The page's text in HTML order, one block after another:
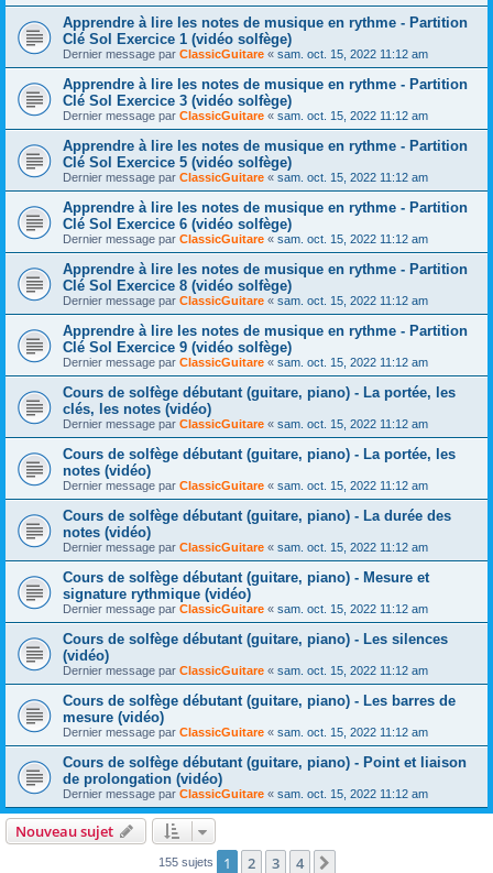
Apprendre à lire les notes de musique en rythme - Partition
Clé Sol Exercice 1 (vidéo solfège)
Dernier message par ClassicGuitare « sam. oct. 15, 2022 11:12 am
Apprendre à lire les notes de musique en rythme - Partition
Clé Sol Exercice 3 (vidéo solfège)
Dernier message par ClassicGuitare « sam. oct. 15, 2022 11:12 am
Apprendre à lire les notes de musique en rythme - Partition
Clé Sol Exercice 5 (vidéo solfège)
Dernier message par ClassicGuitare « sam. oct. 15, 2022 11:12 am
Apprendre à lire les notes de musique en rythme - Partition
Clé Sol Exercice 6 (vidéo solfège)
Dernier message par ClassicGuitare « sam. oct. 15, 2022 11:12 am
Apprendre à lire les notes de musique en rythme - Partition
Clé Sol Exercice 8 (vidéo solfège)
Dernier message par ClassicGuitare « sam. oct. 15, 2022 11:12 am
Apprendre à lire les notes de musique en rythme - Partition
Clé Sol Exercice 9 (vidéo solfège)
Dernier message par ClassicGuitare « sam. oct. 15, 2022 11:12 am
Cours de solfège débutant (guitare, piano) - La portée, les
clés, les notes (vidéo)
Dernier message par ClassicGuitare « sam. oct. 15, 2022 11:12 am
Cours de solfège débutant (guitare, piano) - La portée, les
notes (vidéo)
Dernier message par ClassicGuitare « sam. oct. 15, 2022 11:12 am
Cours de solfège débutant (guitare, piano) - La durée des
notes (vidéo)
Dernier message par ClassicGuitare « sam. oct. 15, 2022 11:12 am
Cours de solfège débutant (guitare, piano) - Mesure et
signature rythmique (vidéo)
Dernier message par ClassicGuitare « sam. oct. 15, 2022 11:12 am
Cours de solfège débutant (guitare, piano) - Les silences
(vidéo)
Dernier message par ClassicGuitare « sam. oct. 15, 2022 11:12 am
Cours de solfège débutant (guitare, piano) - Les barres de
mesure (vidéo)
Dernier message par ClassicGuitare « sam. oct. 15, 2022 11:12 am
Cours de solfège débutant (guitare, piano) - Point et liaison
de prolongation (vidéo)
Dernier message par ClassicGuitare « sam. oct. 15, 2022 11:12 am
Nouveau sujet
155 sujets 1 2 3 4